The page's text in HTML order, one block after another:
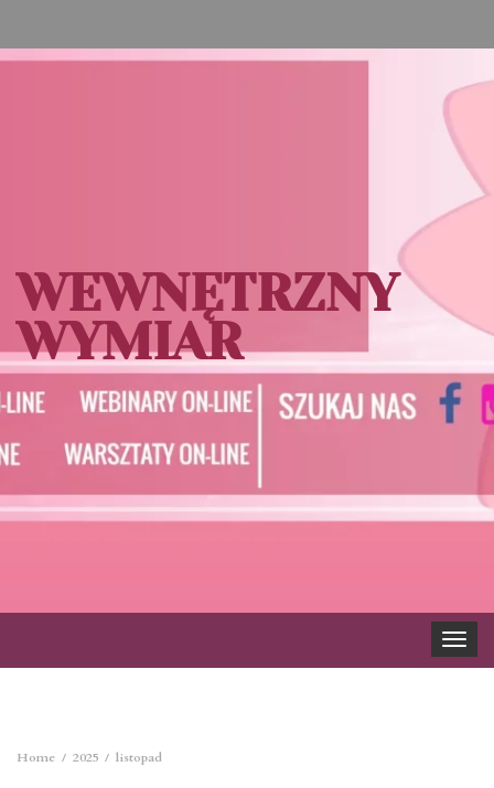
WEWNĘTRZNY
WYMIAR
Toggle
Home 2025 listopad